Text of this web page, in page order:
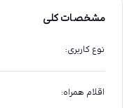
مشخصات کلی
نوع کاربری:
اقلام همراه: